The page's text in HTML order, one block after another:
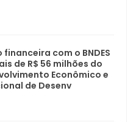
com o BNDES
de R$ 56 milhões do
Econômico e
de Desenv